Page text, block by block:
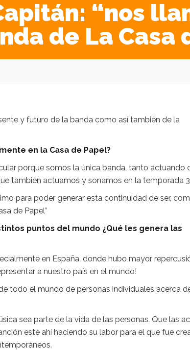
“nos
de La Casa
y futuro de la banda como así también de la
en la Casa de Papel?
porque somos la única banda, tanto actuando
también actuamos y sonamos en la temporada
para poder generar esta continuidad de ser,
de Papel”
puntos del mundo ¿Qué les genera las
en España, donde hubo mayor
a nuestro país en el mundo!
todo el mundo de personas individuales acerca
sea parte de la vida de las personas. Que las
esté ahí haciendo su labor para el que fue